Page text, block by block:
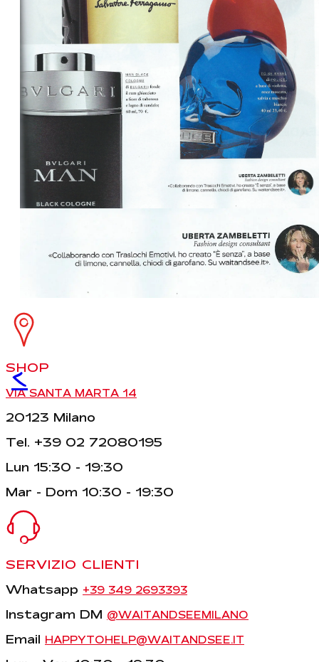
<
SHOP
VIA SANTA MARTA 14
20123 Milano
Tel. +39 02 72080195
Lun 15:30 - 19:30
Mar - Dom 10:30 - 19:30
SERVIZIO CLIENTI
Whatsapp +39 349 2693393
Instagram DM @WAITANDSEEMILANO
Email HAPPYTOHELP@WAITANDSEE.IT